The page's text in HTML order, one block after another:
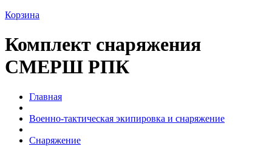
Корзина
Комплект снаряжения
СМЕРШ РПК
Главная
Военно-тактическая экипировка и снаряжение
Снаряжение